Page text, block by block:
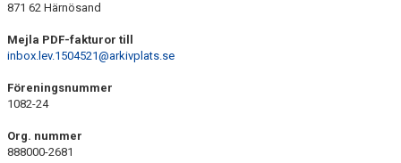
871 62 Härnösand
Mejla PDF-fakturor till
inbox.lev.1504521@arkivplats.se
Föreningsnummer
1082-24
Org. nummer
888000-2681